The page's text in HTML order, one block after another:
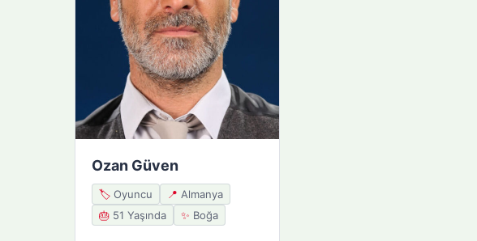
Ozan Güven
🏷️ Oyuncu 📍 Almanya
🎂 51 Yaşında ✨ Boğa